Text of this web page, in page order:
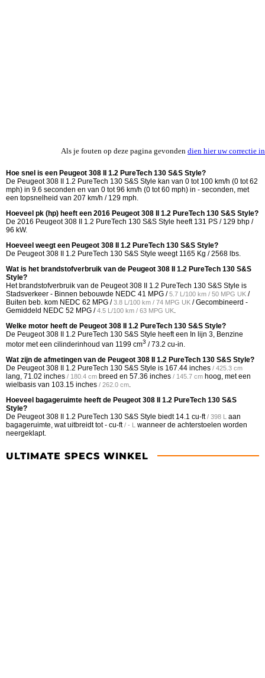
Als je fouten op deze pagina gevonden dien hier uw correctie in
Hoe snel is een Peugeot 308 II 1.2 PureTech 130 S&S Style?
De Peugeot 308 II 1.2 PureTech 130 S&S Style kan van 0 tot 100 km/h (0 tot 62
mph) in 9.6 seconden en van 0 tot 96 km/h (0 tot 60 mph) in - seconden, met
een topsnelheid van 207 km/h / 129 mph.
Hoeveel pk (hp) heeft een 2016 Peugeot 308 II 1.2 PureTech 130 S&S Style?
De 2016 Peugeot 308 II 1.2 PureTech 130 S&S Style heeft 131 PS / 129 bhp /
96 kW.
Hoeveel weegt een Peugeot 308 II 1.2 PureTech 130 S&S Style?
De Peugeot 308 II 1.2 PureTech 130 S&S Style weegt 1165 Kg / 2568 lbs.
Wat is het brandstofverbruik van de Peugeot 308 II 1.2 PureTech 130 S&S
Style?
Het brandstofverbruik van de Peugeot 308 II 1.2 PureTech 130 S&S Style is
Stadsverkeer - Binnen bebouwde NEDC 41 MPG /5.7 L/100 km / 50 MPG UK /
Buiten beb. kom NEDC 62 MPG /3.8 L/100 km / 74 MPG UK / Gecombineerd -
Gemiddeld NEDC 52 MPG /4.5 L/100 km / 63 MPG UK
Welke motor heeft de Peugeot 308 II 1.2 PureTech 130 S&S Style?
De Peugeot 308 II 1.2 PureTech 130 S&S Style heeft een In lijn 3, Benzine
motor met een cilinderinhoud van 1199 cm3 / 73.2 cu-in.
Wat zijn de afmetingen van de Peugeot 308 II 1.2 PureTech 130 S&S Style?
De Peugeot 308 II 1.2 PureTech 130 S&S Style is 167.44 inches / 425.3 cm
lang, 71.02 inches / 180.4 cm breed en 57.36 inches / 145.7 cm hoog, met een
wielbasis van 103.15 inches / 262.0 cm
Hoeveel bagageruimte heeft de Peugeot 308 II 1.2 PureTech 130 S&S
Style?
De Peugeot 308 II 1.2 PureTech 130 S&S Style biedt 14.1 cu-ft / 398 L aan
bagageruimte, wat uitbreidt tot- cu-ft / - L wanneer de achterstoelen worden
neergeklapt.
ULTIMATE SPECS WINKEL